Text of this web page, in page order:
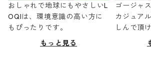
おしゃれで地球にもやさしいL
OQIは、環境意識の高い方に
もぴったりです。
もっと見る
ゴージャ
カジュア
しんで頂